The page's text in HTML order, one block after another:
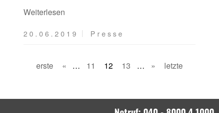
Weiterlesen
20.06.2019 Presse
erste « … 11 12 13 … » letzte